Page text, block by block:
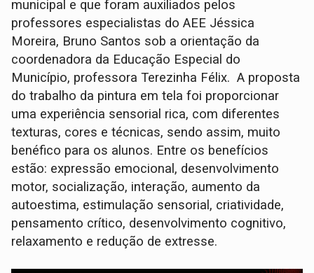
municipal e que foram auxiliados pelos
professores especialistas do AEE Jéssica
Moreira, Bruno Santos sob a orientação da
coordenadora da Educação Especial do
Município, professora Terezinha Félix. A proposta
do trabalho da pintura em tela foi proporcionar
uma experiência sensorial rica, com diferentes
texturas, cores e técnicas, sendo assim, muito
benéfico para os alunos. Entre os benefícios
estão: expressão emocional, desenvolvimento
motor, socialização, interação, aumento da
autoestima, estimulação sensorial, criatividade,
pensamento crítico, desenvolvimento cognitivo,
relaxamento e redução de extresse.